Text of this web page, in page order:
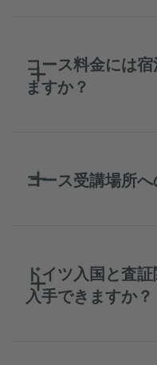
コース料金には
ますか？
コース受講場所
ドイツ入国と査
入手できますか？